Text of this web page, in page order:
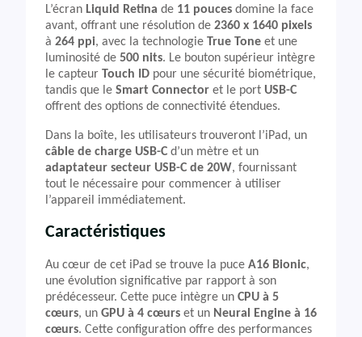
L’écran Liquid Retina de 11 pouces domine la face
avant, offrant une résolution de 2360 x 1640 pixels
à 264 ppi, avec la technologie True Tone et une
luminosité de 500 nits. Le bouton supérieur intègre
le capteur Touch ID pour une sécurité biométrique,
tandis que le Smart Connector et le port USB-C
offrent des options de connectivité étendues.
Dans la boîte, les utilisateurs trouveront l’iPad, un
câble de charge USB-C d’un mètre et un
adaptateur secteur USB-C de 20W, fournissant
tout le nécessaire pour commencer à utiliser
l’appareil immédiatement.
Caractéristiques
Au cœur de cet iPad se trouve la puce A16 Bionic,
une évolution significative par rapport à son
prédécesseur. Cette puce intègre un CPU à 5
cœurs, un GPU à 4 cœurs et un Neural Engine à 16
cœurs. Cette configuration offre des performances